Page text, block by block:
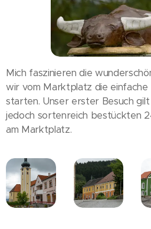
Mich faszinieren die
wir vom Marktplatz die
starten. Unser erster Besuch gilt
jedoch sortenreich bestückten
am Marktplatz.